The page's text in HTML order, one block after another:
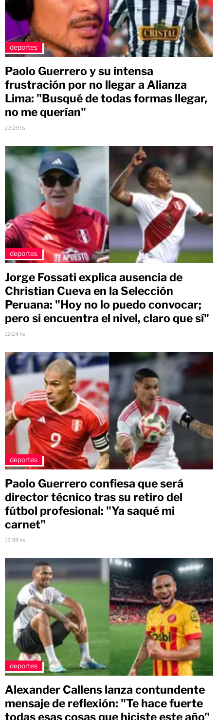
deportes
Paolo Guerrero y su intensa
frustración por no llegar a Alianza
Lima: "Busqué de todas formas llegar,
no me querían"
10:29 hs
deportes
Jorge Fossati explica ausencia de
Christian Cueva en la Selección
Peruana: "Hoy no lo puedo convocar;
pero si encuentra el nivel, claro que sí"
12:24 hs
deportes
Paolo Guerrero confiesa que será
director técnico tras su retiro del
fútbol profesional: "Ya saqué mi
carnet"
12:39 hs
deportes
Alexander Callens lanza contundente
mensaje de reflexión: "Te hace fuerte
todas esas cosas que hiciste este año"